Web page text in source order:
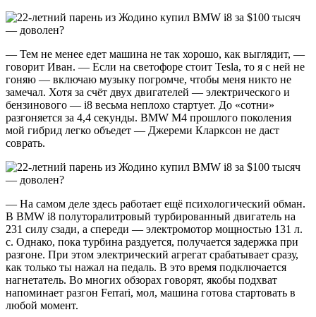
— Тем не менее едет машина не так хорошо, как выглядит, —
говорит Иван. — Если на светофоре стоит Tesla, то я с ней не
гоняю — включаю музыку погромче, чтобы меня никто не
замечал. Хотя за счёт двух двигателей — электрического и
бензинового — i8 весьма неплохо стартует. До «сотни»
разгоняется за 4,4 секунды. BMW M4 прошлого поколения
мой гибрид легко объедет — Джереми Кларксон не даст
соврать.
— На самом деле здесь работает ещё психологический обман.
В BMW i8 полуторалитровый турбированный двигатель на
231 силу сзади, а спереди — электромотор мощностью 131 л.
с. Однако, пока турбина раздуется, получается задержка при
разгоне. При этом электрический агрегат срабатывает сразу,
как только ты нажал на педаль. В это время подключается
нагнетатель. Во многих обзорах говорят, якобы подхват
напоминает разгон Ferrari, мол, машина готова стартовать в
любой момент.